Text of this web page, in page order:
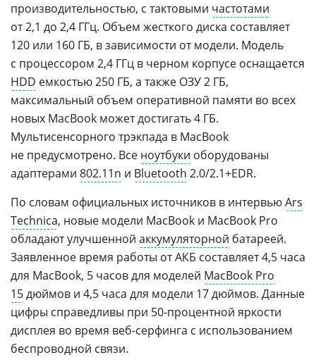
производительностью, с тактовыми частотами
от 2,1 до 2,4 ГГц. Объем жесткого диска составляет
120 или 160 ГБ, в зависимости от модели. Модель
с процессором 2,4 ГГц в черном корпусе оснащается
HDD емкостью 250 ГБ, а также ОЗУ 2 ГБ,
максимальный объем оперативной памяти во всех
новых MacBook может достигать 4 ГБ.
Мультисенсорного трэкпада в MacBook
не предусмотрено. Все ноутбуки оборудованы
адаптерами 802.11n и Bluetooth 2.0/2.1+EDR.
По словам официальных источников в интервьюArs
Technica, новые модели MacBook и MacBook Pro
обладают улучшенной аккумуляторной батареей.
Заявленное время работы от АКБ составляет 4,5 часа
для MacBook, 5 часов для моделей MacBook Pro
15дюймов и 4,5 часа для модели 17 дюймов. Данные
цифры справедливы при 50-процентной яркости
дисплея во время веб-серфинга с использованием
беспроводной связи.